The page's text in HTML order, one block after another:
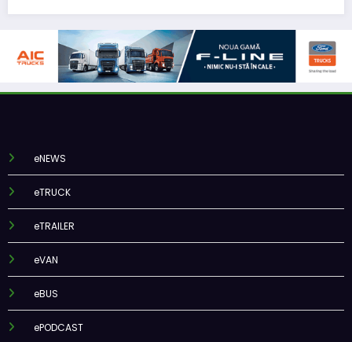
eNEWS
eTRUCK
eTRAILER
eVAN
eBUS
ePODCAST